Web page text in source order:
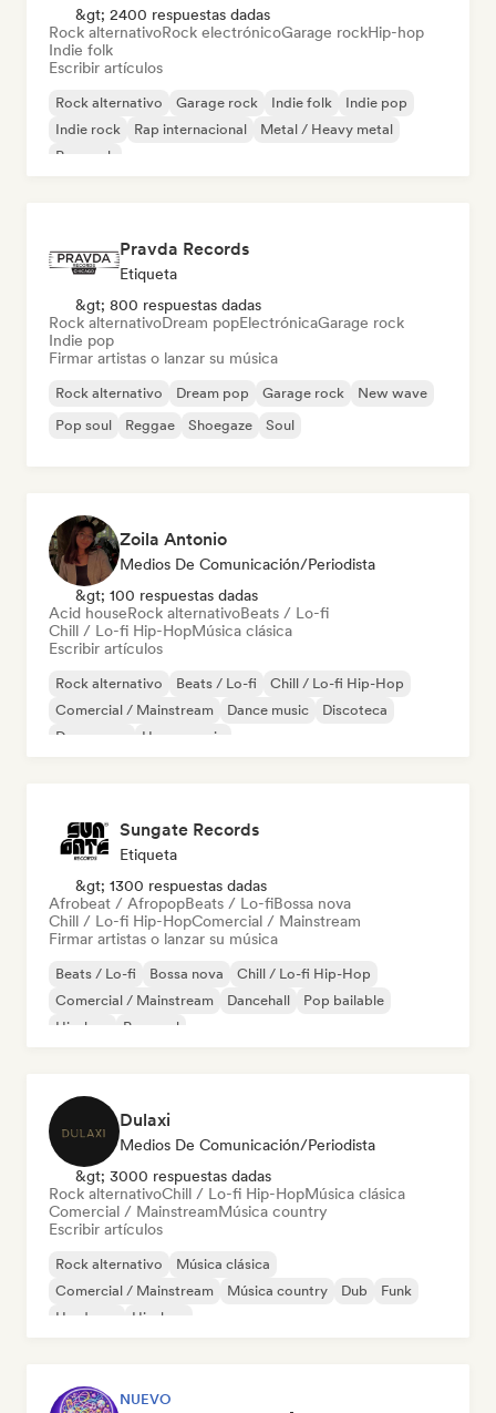
&gt; 2400 respuestas dadas
Rock alternativoRock electrónicoGarage rockHip-hop
Indie folk
Escribir artículos
Rock alternativo Garage rock Indie folk
Indie pop
Indie rock
Rap internacional
Metal / Heavy metal
Pop rock
Pravda Records
Etiqueta
&gt; 800 respuestas dadas
Rock alternativoDream popElectrónicaGarage rock
Indie pop
Firmar artistas o lanzar su música
Rock alternativo Dream pop Garage rock
New wave
Pop soul
Reggae Shoegaze Soul
Zoila Antonio
Medios De Comunicación/Periodista
&gt; 100 respuestas dadas
Acid houseRock alternativoBeats / Lo-fi
Chill / Lo-fi Hip-HopMúsica clásica
Escribir artículos
Rock alternativo Beats / Lo-fi
Chill / Lo-fi Hip-Hop
Comercial / Mainstream
Dance music
Discoteca
Dream pop
House music
Sungate Records
Etiqueta
&gt; 1300 respuestas dadas
Afrobeat / AfropopBeats / Lo-fiBossa nova
Chill / Lo-fi Hip-HopComercial / Mainstream
Firmar artistas o lanzar su música
Beats / Lo-fi Bossa nova
Chill / Lo-fi Hip-Hop
Comercial / Mainstream
Dancehall
Pop bailable
Hip-hop
Pop soul
Dulaxi
Medios De Comunicación/Periodista
&gt; 3000 respuestas dadas
Rock alternativoChill / Lo-fi Hip-HopMúsica clásica
Comercial / MainstreamMúsica country
Escribir artículos
Rock alternativo
Música clásica
Comercial / Mainstream
Música country Dub
Funk
Hardcore
Hip-hop
NUEVO